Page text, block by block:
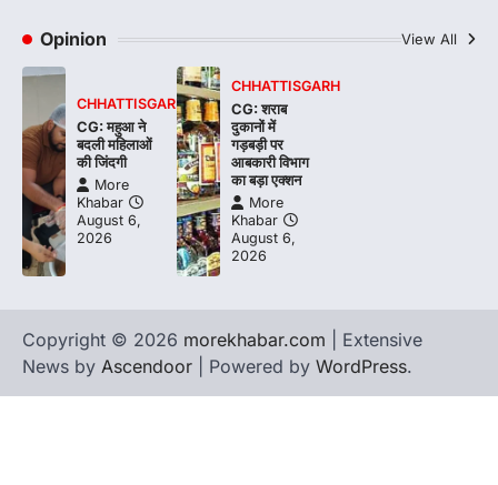
Opinion View All
CHHATTISGARH
CG: महुआ ने
बदली महिलाओं
की जिंदगी
More
Khabar
August 6,
2026
CHHATTISGARH
CG: शराब
दुकानों में
गड़बड़ी पर
आबकारी विभाग
का बड़ा एक्शन
More
Khabar
August 6,
2026
Copyright © 2026 morekhabar.com | Extensive
News by Ascendoor | Powered by WordPress.